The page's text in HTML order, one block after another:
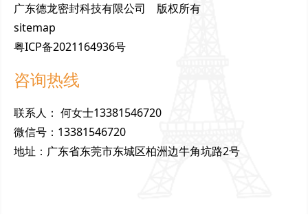
广东德龙密封科技有限公司 版权所有
sitemap
粤ICP备2021164936号
咨询热线
联系人 ： 何女士13381546720
微信号 ： 13381546720
地址 ： 广东省东莞市东城区柏洲边牛角坑路2号